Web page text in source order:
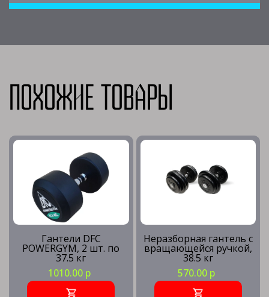
Похожие товары
Гантели DFC
POWERGYM, 2 шт. по
37.5 кг
1010.00 р
Неразборная гантель c
вращающейся ручкой,
38.5 кг
570.00 р